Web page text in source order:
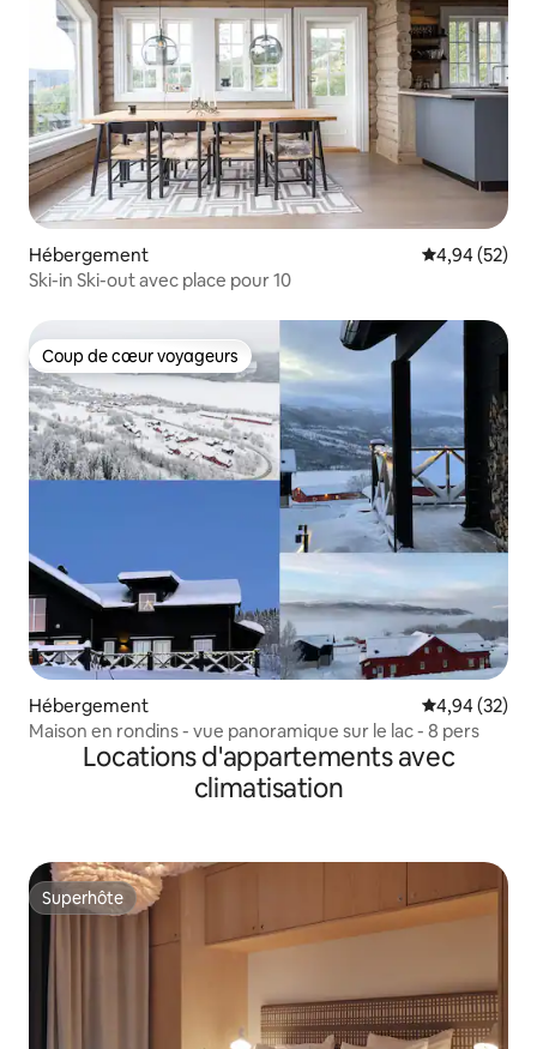
Hébergement Évaluation
4,94 (52)
Ski-in Ski-out avec place pour 10
Coup de cœur voyageurs
Coup de cœur voyageurs
Hébergement Évaluation
4,94 (32)
Maison en rondins - vue panoramique sur le lac - 8 pers
Locations d'appartements avec
climatisation
Superhôte
Superhôte